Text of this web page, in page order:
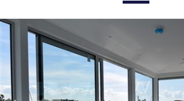
voorbereid, maar kunnen deze nog helemaal naar eigen
met led-spots, de vloer bepaalt straks de eigen sfeer.
het water heeft een transparante beveiliging. Een
naar de deels overkapte buitenruimte. Dit terras is
spatwaterdichte wandcontactdozen (6 x!), vlonderdelen
transparante afscherming. Veiligheid voor alles, maar
doorzicht ook belangrijk.
Waar decoratie en interieur nog ruimte bieden voor
de techniek en installaties prima voor elkaar. De vloeren